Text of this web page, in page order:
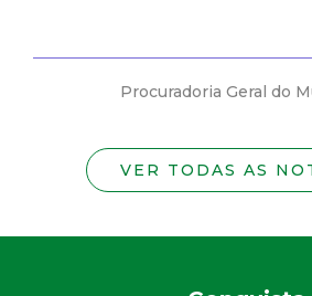
Procuradoria Geral do
VER TODAS AS